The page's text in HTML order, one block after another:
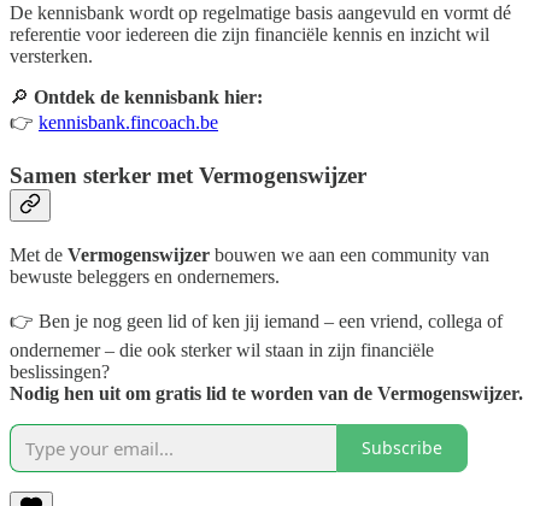
De kennisbank wordt op regelmatige basis aangevuld en vormt dé
referentie voor iedereen die zijn financiële kennis en inzicht wil
versterken.
🔎 Ontdek de kennisbank hier:
👉 kennisbank.fincoach.be
Samen sterker met Vermogenswijzer
Met de Vermogenswijzer bouwen we aan een community van
bewuste beleggers en ondernemers.
👉 Ben je nog geen lid of ken jij iemand – een vriend, collega of
ondernemer – die ook sterker wil staan in zijn financiële
beslissingen?
Nodig hen uit om gratis lid te worden van de Vermogenswijzer.
Subscribe